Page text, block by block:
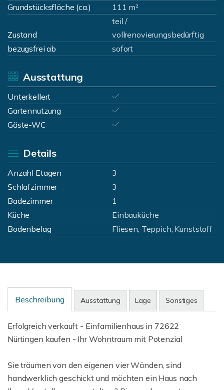
Grundstücksfläche (ca.)
111 m²
Zustand
teil /
vollrenovierungsbedürftig
bezugsfrei ab
sofort
Ausstattung
Unterkellert
Gartennutzung
Gäste-WC
Details
Anzahl Etagen
3
Schlafzimmer
3
Badezimmer
1
Küche
Einbauküche
Bodenbelag
Fliesen, Teppich, Kunststoff
Beschreibung Ausstattung Lage Sonstiges
Erfolgreich verkauft - Einfamilienhaus in 72622
Nürtingen kaufen - Ihr Wohntraum mit Potenzial
Sie träumen von den eigenen vier Wänden, sind
handwerklich geschickt und möchten ein Haus nach